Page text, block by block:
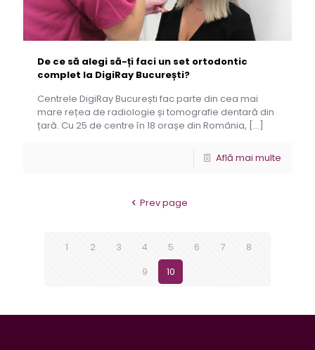
De ce să alegi să-ți faci un set ortodontic
complet la DigiRay București?
Centrele DigiRay București fac parte din cea mai
mare rețea de radiologie și tomografie dentară din
țară. Cu 25 de centre în 18 orașe din România, […]
Află mai multe
Prev page
1 2 3 4 5 6 7
8
9
10